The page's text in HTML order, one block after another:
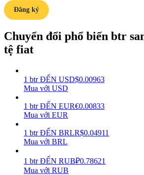
Power Piggy
Đăng ký
Chuyển đổi phổ biến btr
tệ fiat
1 btr ĐẾN USD$0.00963
Mua với USD
1 btr ĐẾN EUR€0.00833
Mua với EUR
1 btr ĐẾN BRLR$0.04911
Mua với BRL
1 btr ĐẾN RUB₽0.78621
Mua với RUB